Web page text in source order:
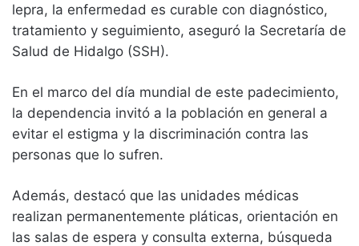
lepra, la enfermedad es curable con diagnóstico,
tratamiento y seguimiento, aseguró la Secretaría de
Salud de Hidalgo (SSH).
En el marco del día mundial de este padecimiento,
la dependencia invitó a la población en general a
evitar el estigma y la discriminación contra las
personas que lo sufren.
Además, destacó que las unidades médicas
realizan permanentemente pláticas, orientación en
las salas de espera y consulta externa, búsqueda